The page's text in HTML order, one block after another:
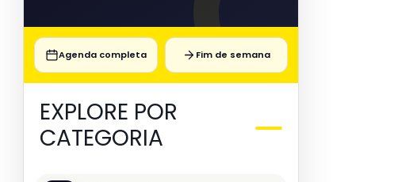
Agenda completa Fim de semana
EXPLORE POR
CATEGORIA